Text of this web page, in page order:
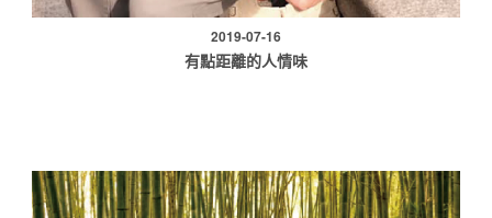
2019-07-16
有點距離的人情味